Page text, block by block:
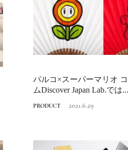
パルコ×スーパーマリオ
ムDiscover Japan Lab.では...
PRODUCT 2021.6.29